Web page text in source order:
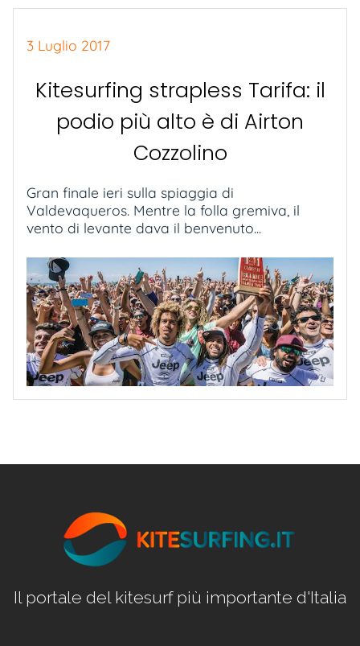
3 Luglio 2017
Kitesurfing strapless Tarifa: il
podio più alto è di Airton
Cozzolino
Gran finale ieri sulla spiaggia di
Valdevaqueros. Mentre la folla gremiva, il
vento di levante dava il benvenuto...
Il portale del kitesurf più importante d'Italia